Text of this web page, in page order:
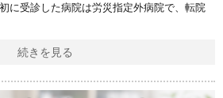
に受診した病院は労災指定外病院で、転院
続きを見る